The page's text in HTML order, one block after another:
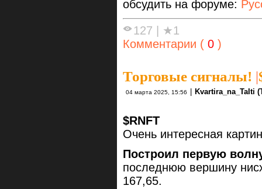
обсудить на форуме:
127
★1
Комментарии ( 0 )
Торговые сигналы! |
04 марта 2025, 15:56 Kvartira_na_TaIti
$RNFT
Очень интересная
Построил первую
последнюю вершину
167,65.